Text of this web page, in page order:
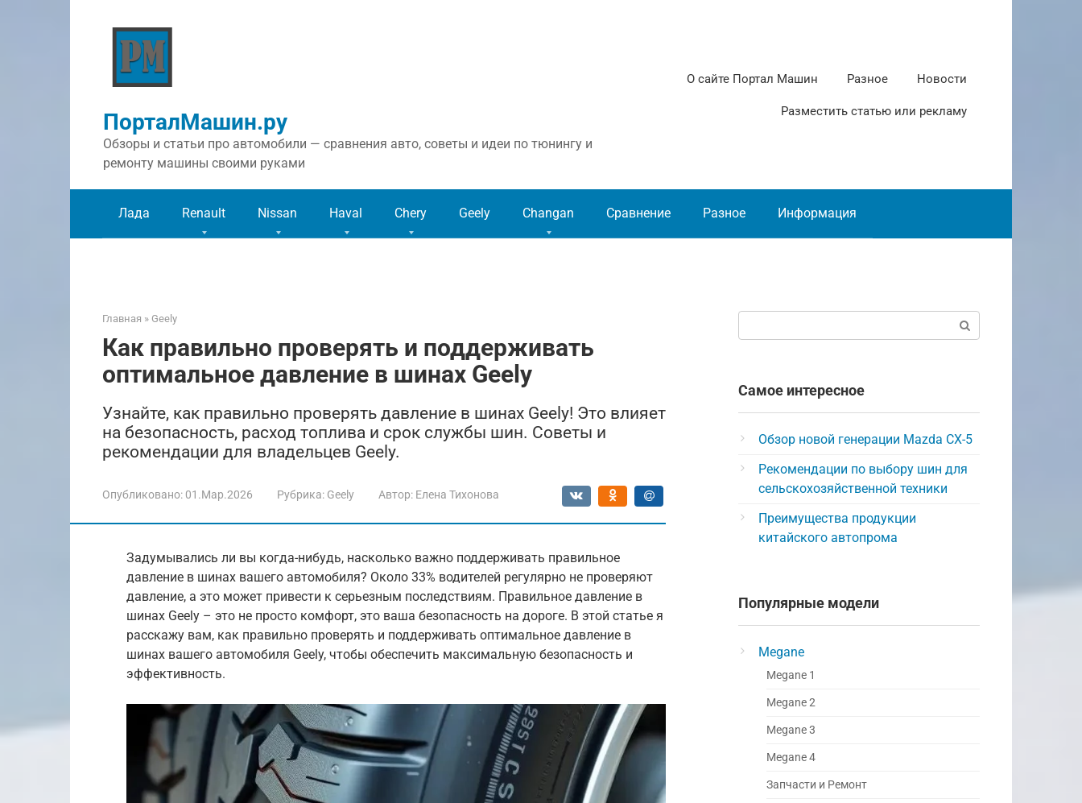
ПорталМашин.ру
Обзоры и статьи про автомобили — сравнения авто, советы и идеи по тюнингу и
ремонту машины своими руками
О сайте Портал Машин Разное Новости
Разместить статью или рекламу
Лада Renault Nissan Haval Chery Geely Changan Сравнение Разное Информация
Главная » Geely
Как правильно проверять и поддерживать
оптимальное давление в шинах Geely
Узнайте, как правильно проверять давление в шинах Geely! Это влияет
на безопасность, расход топлива и срок службы шин. Советы и
рекомендации для владельцев Geely.
Опубликовано: 01.Мар.2026 Рубрика: Geely Автор: Елена Тихонова
Задумывались ли вы когда-нибудь, насколько важно поддерживать правильное
давление в шинах вашего автомобиля? Около 33% водителей регулярно не проверяют
давление, а это может привести к серьезным последствиям. Правильное давление в
шинах Geely – это не просто комфорт, это ваша безопасность на дороге. В этой статье я
расскажу вам, как правильно проверять и поддерживать оптимальное давление в
шинах вашего автомобиля Geely, чтобы обеспечить максимальную безопасность и
эффективность.
Самое интересное
Обзор новой генерации Mazda CX-5
Рекомендации по выбору шин для
сельскохозяйственной техники
Преимущества продукции
китайского автопрома
Популярные модели
Megane
Megane 1
Megane 2
Megane 3
Megane 4
Запчасти и Ремонт